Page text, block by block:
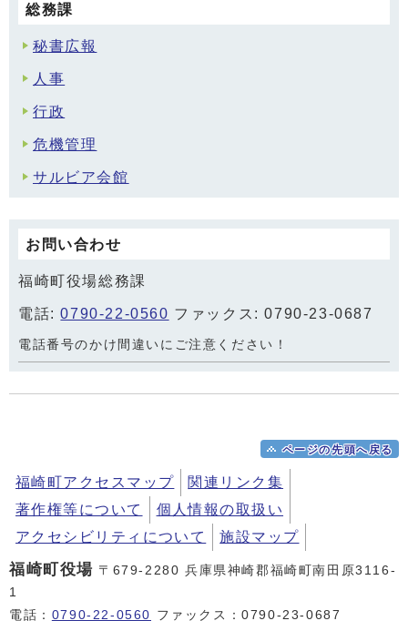
総務課
秘書広報
人事
行政
危機管理
サルビア会館
お問い合わせ
福崎町役場総務課
電話:0790-22-0560 ファックス: 0790-23-0687
電話番号のかけ間違いにご注意ください！
ページの先頭へ戻る
福崎町アクセスマップ
関連リンク集
著作権等について
個人情報の取扱い
アクセシビリティについて
施設マップ
福崎町役場 〒679-2280 兵庫県神崎郡福崎町南田原3116-
1
電話： 0790-22-0560 ファックス：0790-23-0687